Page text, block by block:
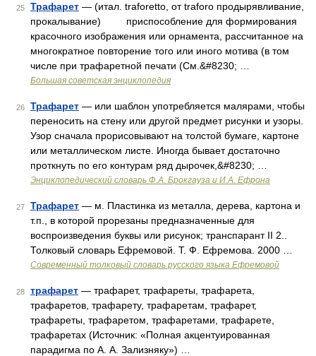
25 Трафарет — (итал. traforetto, от traforo продырявливание,
прокалывание) приспособление для формирования
красочного изображения или орнамента, рассчитанное на
многократное повторение того или иного мотива (в том
числе при трафаретной печати (См.&#8230; …
Большая советская энциклопедия
26 Трафарет — или шаблон употребляется малярами, чтобы
переносить на стену или другой предмет рисунки и узоры.
Узор сначала прорисовывают на толстой бумаге, картоне
или металлическом листе. Иногда бывает достаточно
проткнуть по его контурам ряд дырочек,&#8230; …
Энциклопедический словарь Ф.А. Брокгауза и И.А. Ефрона
27 Трафарет — м. Пластинка из металла, дерева, картона и
т.п., в которой прорезаны предназначенные для
воспроизведения буквы или рисунок; транспарант II 2..
Толковый словарь Ефремовой. Т. Ф. Ефремова. 2000 …
Современный толковый словарь русского языка Ефремовой
28 трафарет — трафарет, трафареты, трафарета,
трафаретов, трафарету, трафаретам, трафарет,
трафареты, трафаретом, трафаретами, трафарете,
трафаретах (Источник: «Полная акцентуированная
парадигма по А. А. Зализняку») …